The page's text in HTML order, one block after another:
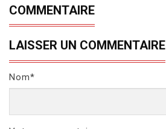
COMMENTAIRE
LAISSER UN COMMENTAIRE
Nom*